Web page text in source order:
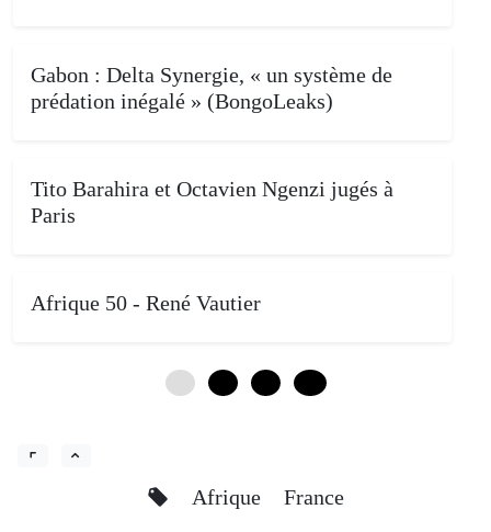
Gabon : Delta Synergie, « un système de
prédation inégalé » (BongoLeaks)
Tito Barahira et Octavien Ngenzi jugés à
Paris
Afrique 50 - René Vautier
Afrique France